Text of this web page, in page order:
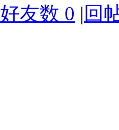
好友数 0 | 回